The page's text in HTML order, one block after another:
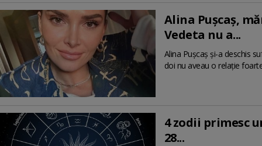
Alina Pușcaș,
Vedeta nu a...
Alina Pușcaș și-a deschis
doi nu aveau o relație
4 zodii primesc
28...